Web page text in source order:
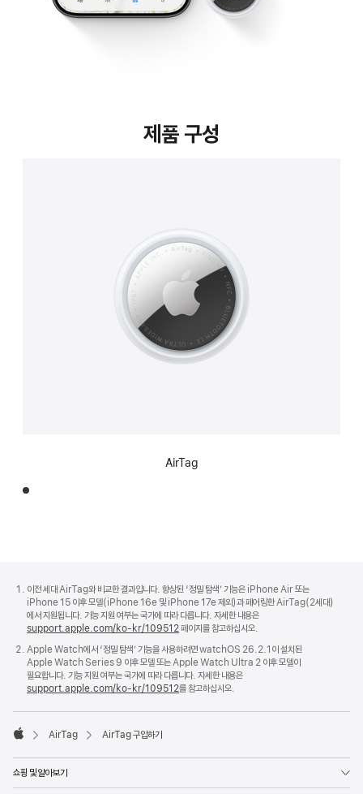
제품 구성
AirTag
이전 세대 AirTag와 비교한 결과입니다. 향상된 ‘정밀 탐색’ 기능은 iPhone Air 또는
iPhone 15 이후 모델(iPhone 16e 및 iPhone 17e 제외)과 페어링한 AirTag(2세대)
에서 지원됩니다. 기능 지원 여부는 국가에 따라 다릅니다. 자세한 내용은
support.apple.com/ko-kr/109512페이지를 참고하십시오.
Apple Watch에서 ‘정밀 탐색’ 기능을 사용하려면 watchOS 26.2.1이 설치된
Apple Watch Series 9 이후 모델 또는 Apple Watch Ultra 2 이후 모델이
필요합니다. 기능 지원 여부는 국가에 따라 다릅니다. 자세한 내용은
support.apple.com/ko-kr/109512를 참고하십시오.
AirTag AirTag 구입하기
쇼핑 및 알아보기